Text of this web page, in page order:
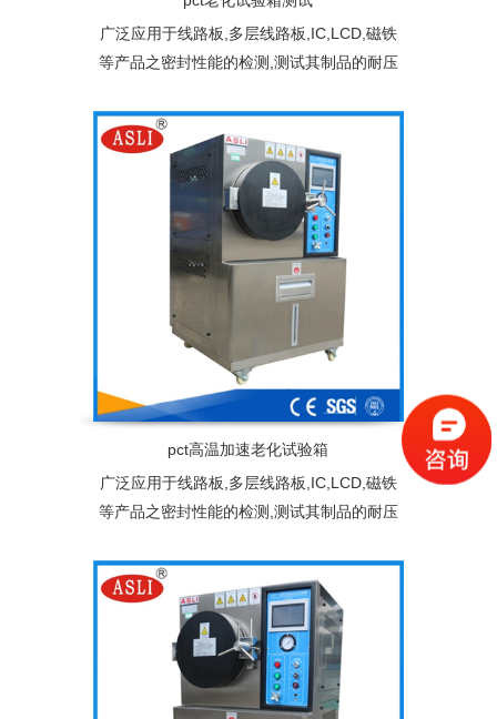
广泛应用于线路板,多层线路板,IC,LCD,磁铁
等产品之密封性能的检测,测试其制品的耐压
环境应力(如：温度)与工作应力(施加给产品
的电压、负荷等)，加快试验过程，缩短产品
或系统的寿命试验时间。
pct高温加速老化试验箱
广泛应用于线路板,多层线路板,IC,LCD,磁铁
等产品之密封性能的检测,测试其制品的耐压
环境应力(如：温度)与工作应力(施加给产品
的电压、负荷等)，加快试验过程，缩短产品
或系统的寿命试验时间